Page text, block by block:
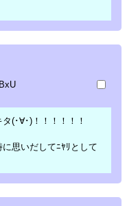
(･∀･)！！！！！！
思いだしてﾆﾔﾘとして